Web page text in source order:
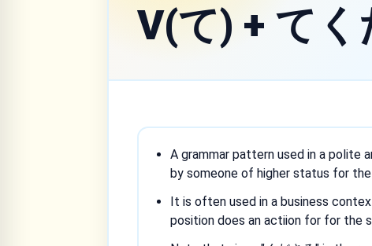
V(て) + てく
A grammar pattern used in a polite
by someone of higher status for
It is often used in a business
position does an actiion for for the